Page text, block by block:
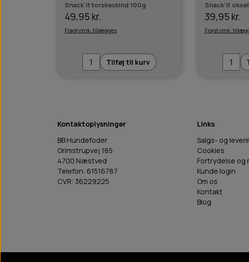
Snack'it torskeskind 100g
49,95 kr.
Fragt omk. tillægges
Tilføj til kurv
Snack'it
39,95 kr.
Fragt omk.
Kontaktoplysninger
BB Hundefoder
Grimstrupvej 185
4700 Næstved
Telefon: 61516787
CVR: 36229225
Links
Salgs- og
Cookies
Fortrydelse og
Kunde login
Om os
Kontakt
Blog